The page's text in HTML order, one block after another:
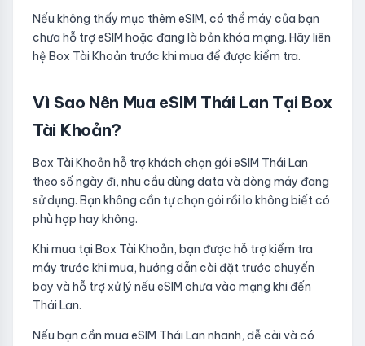
Nếu không thấy mục thêm eSIM, có thể máy của bạn
chưa hỗ trợ eSIM hoặc đang là bản khóa mạng. Hãy liên
hệ Box Tài Khoản trước khi mua để được kiểm tra.
Vì Sao Nên Mua eSIM Thái Lan Tại Box
Tài Khoản?
Box Tài Khoản hỗ trợ khách chọn gói eSIM Thái Lan
theo số ngày đi, nhu cầu dùng data và dòng máy đang
sử dụng. Bạn không cần tự chọn gói rồi lo không biết có
phù hợp hay không.
Khi mua tại Box Tài Khoản, bạn được hỗ trợ kiểm tra
máy trước khi mua, hướng dẫn cài đặt trước chuyến
bay và hỗ trợ xử lý nếu eSIM chưa vào mạng khi đến
Thái Lan.
Nếu bạn cần mua eSIM Thái Lan nhanh, dễ cài và có